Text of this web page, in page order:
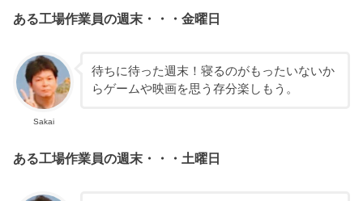
ある工場作業員の週末・・・金曜日
Sakai
待ちに待った週末！寝るのがもったいないか
らゲームや映画を思う存分楽しもう。
ある工場作業員の週末・・・土曜日